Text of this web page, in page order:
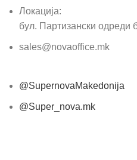
Локација:
бул. Партизански одреди
sales@novaoffice.mk
@SupernovaMakedonija
@Super_nova.mk